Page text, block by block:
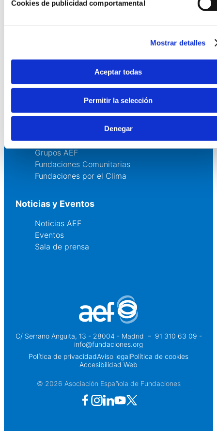
Cookies de publicidad comportamental
Mostrar detalles
Aceptar todas
Permitir la selección
Denegar
Servicios
Asesoría
Convocatoria de Fundaciones
Grupos AEF
Fundaciones Comunitarias
Fundaciones por el Clima
Noticias y Eventos
Noticias AEF
Eventos
Sala de prensa
C/ Serrano Anguita, 13 - 28004 - Madrid – 91 310 63 09 -
info@fundaciones.org
Política de privacidadAviso legalPolítica de cookies
Accesibilidad Web
© 2026 Asociación Española de Fundaciones